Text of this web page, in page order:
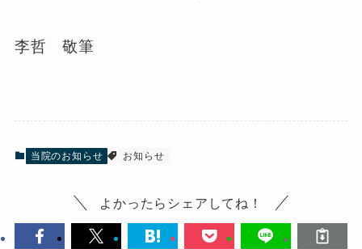
李哲 敬筆
当院のお知らせ お知らせ
よかったらシェアしてね！